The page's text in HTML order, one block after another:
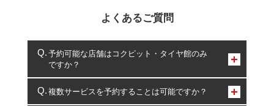
よくあるご質問
予約可能な店舗はコクピット・タイヤ館のみ
ですか？
コクピット・タイヤ館のみとなります。
複数サービスを予約することは可能ですか？